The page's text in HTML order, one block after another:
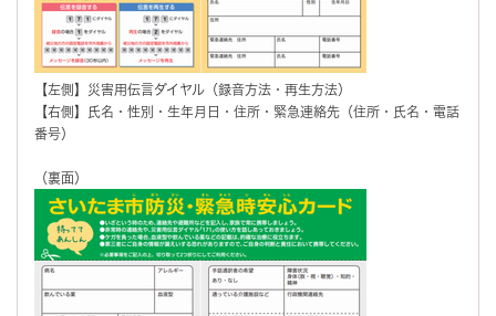
【左側】災害用伝言ダイヤル（録音方法・再生方法）
【右側】氏名・性別・生年月日・住所・緊急連絡先（住所・氏名・電話
番号）
（裏面）